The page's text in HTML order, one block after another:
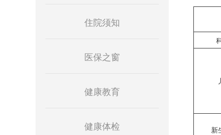
住院须知
医保之窗
健康教育
健康体检 新